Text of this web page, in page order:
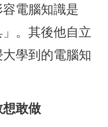
電腦知識是
」。其後他自立
學到的電腦知
敢做